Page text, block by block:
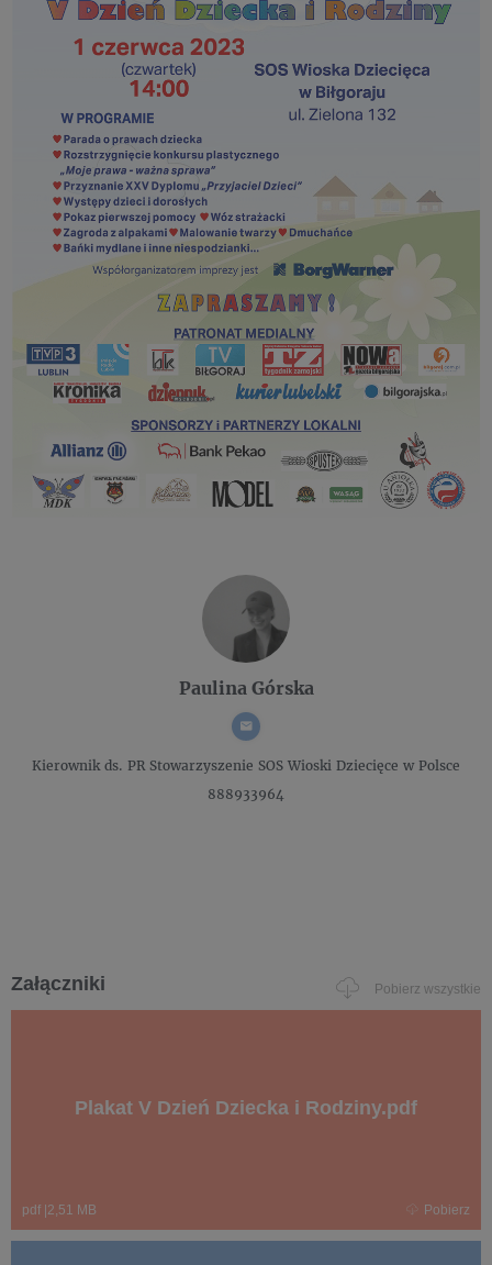
Paulina Górska
Kierownik ds. PRStowarzyszenie SOS Wioski Dziecięce w Polsce
888933964
Załączniki Pobierz wszystkie
Plakat V Dzień Dziecka i Rodziny.pdf
pdf 2,51 MB Pobierz